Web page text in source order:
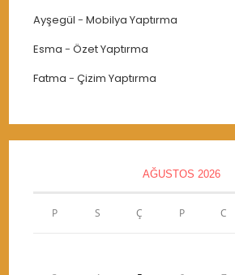
Ayşegül -Mobilya Yaptırma
Esma -Özet Yaptırma
Fatma -Çizim Yaptırma
AĞUSTOS 2026
P S Ç P C